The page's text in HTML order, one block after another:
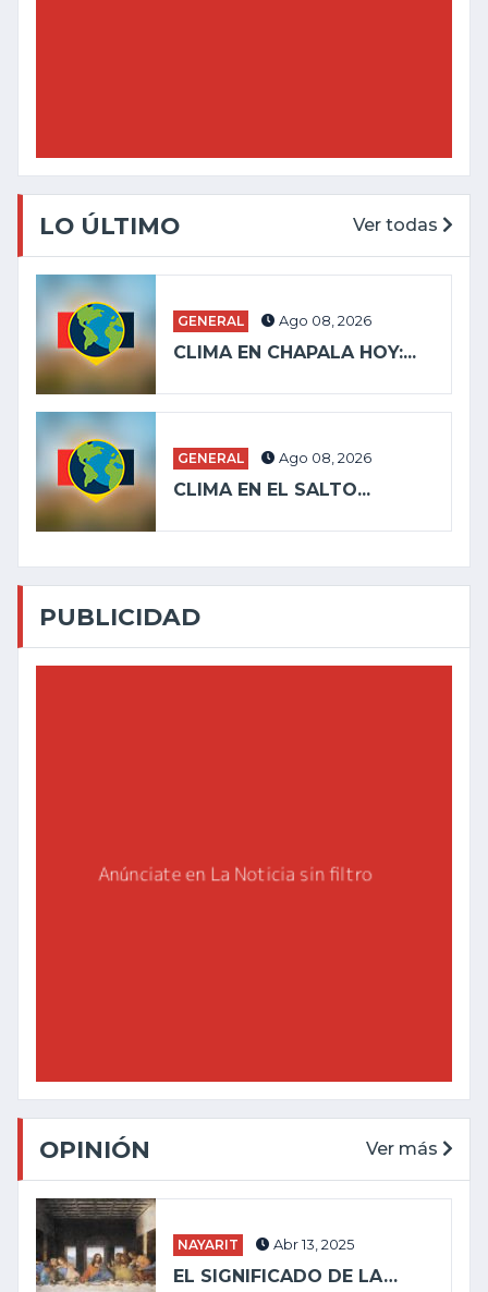
LO ÚLTIMO Ver todas
GENERAL Ago 08, 2026
CLIMA EN CHAPALA HOY:...
GENERAL Ago 08, 2026
CLIMA EN EL SALTO...
PUBLICIDAD
OPINIÓN Ver más
NAYARIT Abr 13, 2025
EL SIGNIFICADO DE LA…